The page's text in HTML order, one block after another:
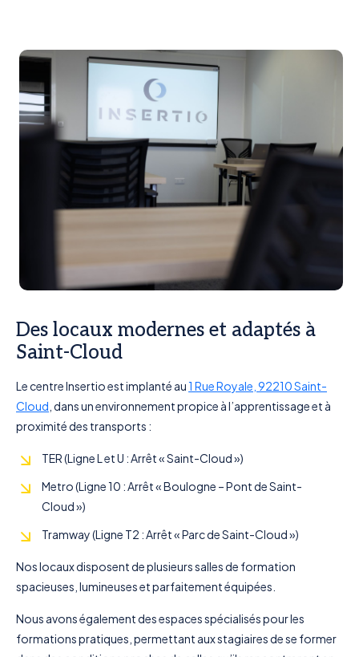
Des locaux modernes et adaptés à
Saint-Cloud
Le centre Insertio est implanté au1 Rue Royale, 92210 Saint-
Cloud , dans un environnement propice à l’apprentissage et à
proximité des transports :
TER (Ligne L et U : Arrêt « Saint-Cloud »)
Metro (Ligne 10 : Arrêt « Boulogne – Pont de Saint-
Cloud »)
Tramway (Ligne T2 : Arrêt « Parc de Saint-Cloud »)
Nos locaux disposent de plusieurs salles de formation
spacieuses, lumineuses et parfaitement équipées.
Nous avons également des espaces spécialisés pour les
formations pratiques, permettant aux stagiaires de se former